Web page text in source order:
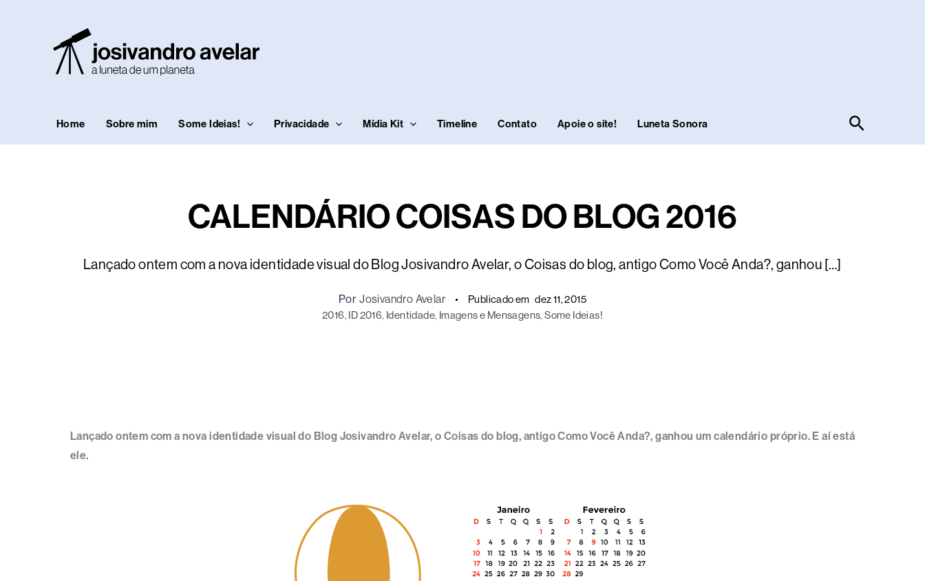
Home Sobre mim Some Ideias! Privacidade Mídia Kit Timeline Contato Apoie o site! Luneta Sonora Pesquisar
CALENDÁRIO COISAS DO BLOG 2016
Lançado ontem com a nova identidade visual do Blog Josivandro Avelar, o Coisas do blog, antigo Como Você Anda?, ganhou […]
Por Josivandro Avelar Publicado em dez 11, 2015
2016, ID 2016, Identidade, Imagens e Mensagens, Some Ideias!
Lançado ontem com a nova identidade visual do Blog Josivandro Avelar, o Coisas do blog, antigo Como Você Anda?, ganhou um calendário próprio. E aí está
ele.